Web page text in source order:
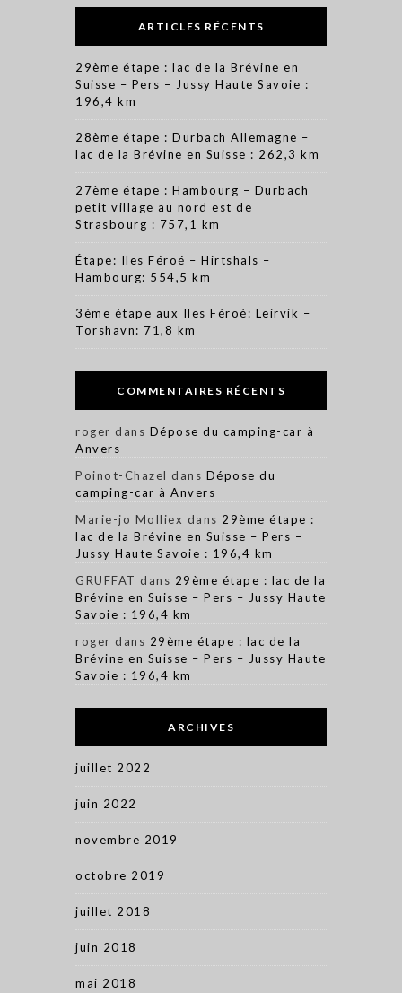
ARTICLES RÉCENTS
29ème étape : lac de la Brévine en
Suisse – Pers – Jussy Haute Savoie :
196,4 km
28ème étape : Durbach Allemagne –
lac de la Brévine en Suisse : 262,3 km
27ème étape : Hambourg – Durbach
petit village au nord est de
Strasbourg : 757,1 km
Étape: Iles Féroé – Hirtshals –
Hambourg: 554,5 km
3ème étape aux Iles Féroé: Leirvik –
Torshavn: 71,8 km
COMMENTAIRES RÉCENTS
roger dans Dépose du camping-car à
Anvers
Poinot-Chazel dans Dépose du
camping-car à Anvers
Marie-jo Molliex dans 29ème étape :
lac de la Brévine en Suisse – Pers –
Jussy Haute Savoie : 196,4 km
GRUFFAT dans 29ème étape : lac de la
Brévine en Suisse – Pers – Jussy Haute
Savoie : 196,4 km
roger dans 29ème étape : lac de la
Brévine en Suisse – Pers – Jussy Haute
Savoie : 196,4 km
ARCHIVES
juillet 2022
juin 2022
novembre 2019
octobre 2019
juillet 2018
juin 2018
mai 2018